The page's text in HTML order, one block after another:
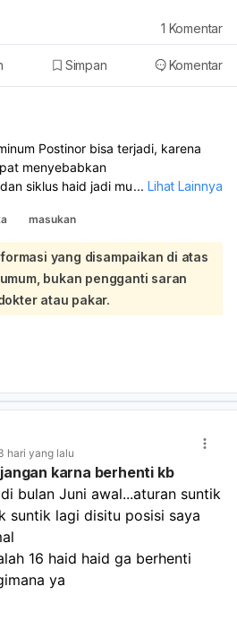
Simpan Komentar
1 Komentar
Postinor bisa terjadi, karena
menyebabkan
siklus haid jadi mundur atau tidak
ada kemungkinan hamil.
kehamilan sekarang, terutama
Kalau hasilnya negatif tapi
ulangi 1 minggu kemudian atau
kandungan. Segera periksa juga
banyak, nyeri hebat, atau ada
... Lihat Lainnya
masukan
yang disampaikan di atas
bukan pengganti saran
atau pakar.
hari yang lalu
karna berhenti kb
bulan Juni awal...aturan suntik
suntik lagi disitu posisi saya
16 haid haid ga berhenti
ya